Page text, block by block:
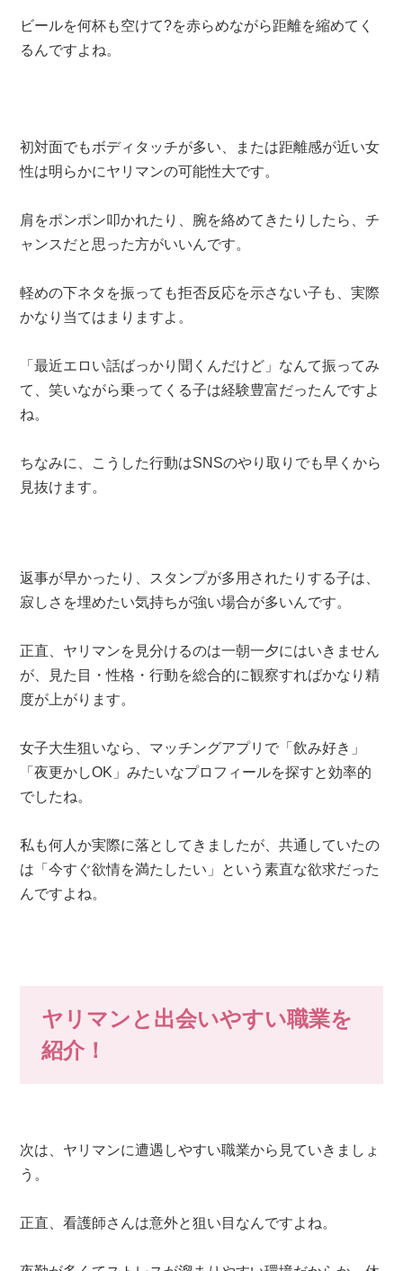
ビールを何杯も空けて?を赤らめながら距離を縮めてく
るんですよね。
初対面でもボディタッチが多い、または距離感が近い女
性は明らかにヤリマンの可能性大です。
肩をポンポン叩かれたり、腕を絡めてきたりしたら、チ
ャンスだと思った方がいいんです。
軽めの下ネタを振っても拒否反応を示さない子も、実際
かなり当てはまりますよ。
「最近エロい話ばっかり聞くんだけど」なんて振ってみ
て、笑いながら乗ってくる子は経験豊富だったんですよ
ね。
ちなみに、こうした行動はSNSのやり取りでも早くから
見抜けます。
返事が早かったり、スタンプが多用されたりする子は、
寂しさを埋めたい気持ちが強い場合が多いんです。
正直、ヤリマンを見分けるのは一朝一夕にはいきません
が、見た目・性格・行動を総合的に観察すればかなり精
度が上がります。
女子大生狙いなら、マッチングアプリで「飲み好き」
「夜更かしOK」みたいなプロフィールを探すと効率的
でしたね。
私も何人か実際に落としてきましたが、共通していたの
は「今すぐ欲情を満たしたい」という素直な欲求だった
んですよね。
ヤリマンと出会いやすい職業を
紹介！
次は、ヤリマンに遭遇しやすい職業から見ていきましょ
う。
正直、看護師さんは意外と狙い目なんですよね。